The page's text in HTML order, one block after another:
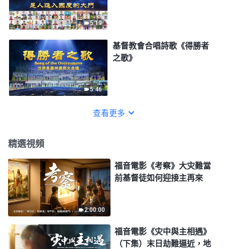
5:19
5:46
基督教會合唱詩歌《得勝者
之歌》
查看更多
精選視頻
2:00:00
福音電影《考察》大灾難當
前基督徒如何迎接主再來
福音電影《灾中與主相遇》
（下集）末日劫難逼近，地